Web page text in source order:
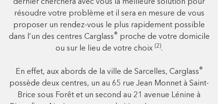
dernier cherchera avec vous la meilleure solution pour
résoudre votre problème et il sera en mesure de vous
proposer un rendez-vous le plus rapidement possible
dans l’un des centres Carglass® proche de votre domicile
ou sur le lieu de votre choix (2).
En effet, aux abords de la ville de Sarcelles, Carglass®
possède deux centres, un au 65 rue Jean Monnet à Saint-
Brice sous Forêt et un second au 21 avenue Lénine à